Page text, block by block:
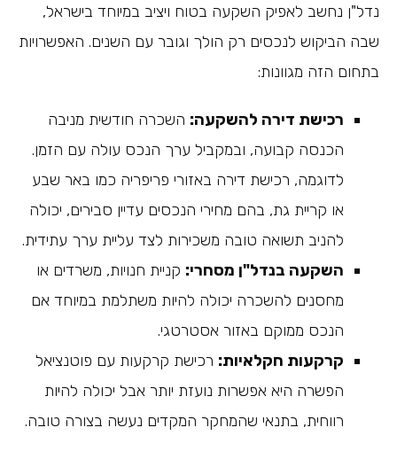
נדל"ן נחשב לאפיק השקעה בטוח ויציב במיוחד בישראל,
שבה הביקוש לנכסים רק הולך וגובר עם השנים. האפשרויות
בתחום הזה מגוונות:
רכישת דירה להשקעה: השכרה חודשית מניבה
הכנסה קבועה, ובמקביל ערך הנכס עולה עם הזמן.
לדוגמה, רכישת דירה באזורי פריפריה כמו באר שבע
או קריית גת, בהם מחירי הנכסים עדיין סבירים, יכולה
להניב תשואה טובה משכירות לצד עליית ערך עתידית.
השקעה בנדל"ן מסחרי: קניית חנויות, משרדים או
מחסנים להשכרה יכולה להיות משתלמת במיוחד אם
הנכס ממוקם באזור אסטרטגי.
קרקעות חקלאיות: רכישת קרקעות עם פוטנציאל
הפשרה היא אפשרות נועזת יותר אבל יכולה להיות
רווחית, בתנאי שהמחקר המקדים נעשה בצורה טובה.